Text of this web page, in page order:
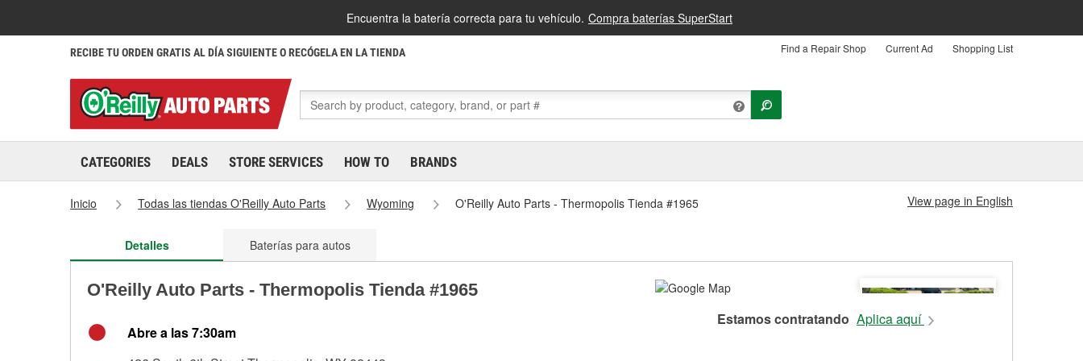
Encuentra la batería correcta para tu vehículo. Compra baterías SuperStart
RECIBE TU ORDEN GRATIS AL DÍA SIGUIENTE O RECÓGELA EN LA TIENDA Find a Repair Shop Current Ad Shopping List
CATEGORIES DEALS STORE SERVICES HOW TO BRANDS
Inicio Todas las tiendas O'Reilly Auto Parts Wyoming O'Reilly Auto Parts - Thermopolis Tienda #1965 View page in English
Detalles Baterías para autos
O'Reilly Auto Parts - Thermopolis Tienda #1965
Abre a las 7:30am
Estamos contratando Aplica aquí